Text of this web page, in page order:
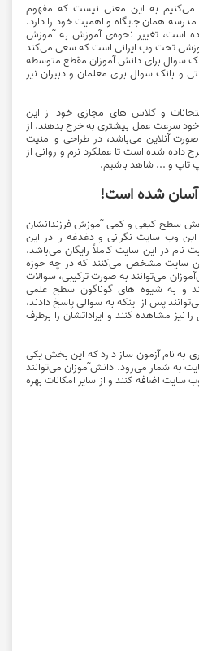
می‌کنیم به این معنی نیست که مفهوم
همان جایگاه و اهمیت خود را دارد.
است، تغییر نحوه‌ی آموزش به آموزش
تحت وب ایرانی است که سعی می‌کند
سوال برای دانش آموزان مقطع متوسطه
و بانک سوال برای معلمان و دبیران نیز
و کلاس های مجازی خود از این
خود سرعت عمل بیشتری به خرج بدهند. از
صورت آنلاین می‌باشد، در طراحی و امنیت
شده است تا عملکرد نرم و روانی از
تاپ و ... شاهد باشیم.
آسان شده است!
سطح کیفی و کمی آموزش فرزندانشان
وب سایت نگرانی و دغدغه را در این
نام در این سایت کاملاً رایگان می‌باشد.
سایت مشخص می‌کنند که در چه حوزه
می‌توانند به صورت ترکیبی، سوالات
و به شیوه های گوناگون سطح علمی
پس از اینکه به سوالی پاسخ دادند،
مشاهده کنند و ایراداتشان را برطرف
نام آزمون ساز دارد که این بخش یکی
به شمار می‌رود. دانش‌آموزان می‌توانند
اضافه کنند و از سایر امکانات بهره